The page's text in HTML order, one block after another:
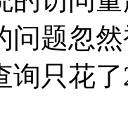
问题忽
询只花